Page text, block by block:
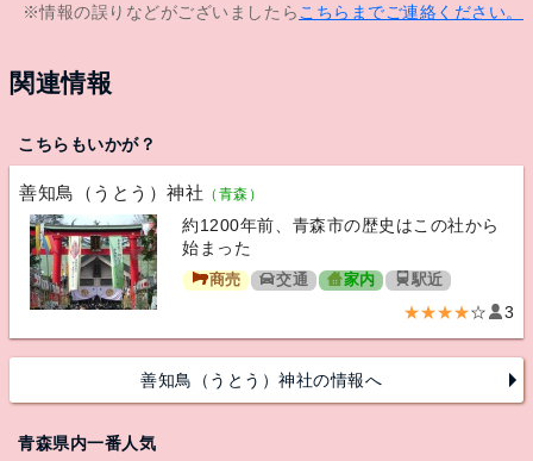
※情報の誤りなどがございましたら こちらまでご連絡ください。
関連情報
こちらもいかが？
善知鳥（うとう）神社 （青森）
約1200年前、青森市の歴史はこの社から
始まった
商売 交通 家内 駅近
★★★★☆ 3
善知鳥（うとう）神社の情報へ
青森県内一番人気